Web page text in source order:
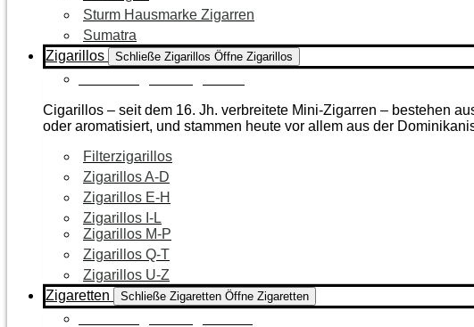
Sturm Hausmarke Zigarren
Sumatra
Zigarillos
Schließe Zigarillos Öffne Zigarillos
Cigarillos – seit dem 16. Jh. verbreitete Mini-Zigarren – bestehen
oder aromatisiert, und stammen heute vor allem aus der
Filterzigarillos
Zigarillos A-D
Zigarillos E-H
Zigarillos I-L
Zigarillos M-P
Zigarillos Q-T
Zigarillos U-Z
Zigaretten
Schließe Zigaretten Öffne Zigaretten